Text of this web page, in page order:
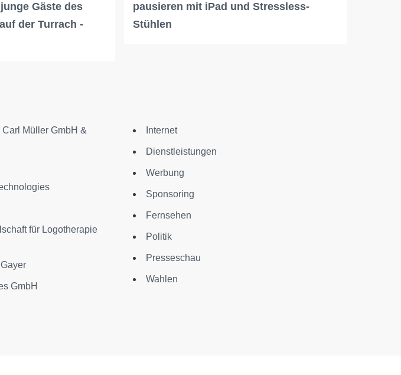
Gäste des
der Turrach -
pausieren mit iPad und Stressless-
Stühlen
Müller GmbH &
für Logotherapie
GmbH
Internet
Dienstleistungen
Werbung
Sponsoring
Fernsehen
Politik
Presseschau
Wahlen